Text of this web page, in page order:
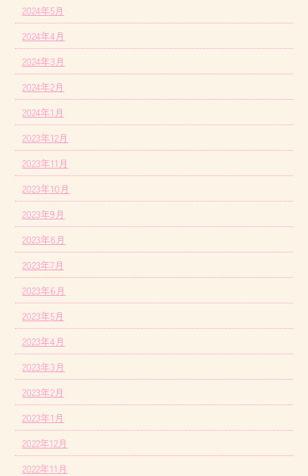
2024年5月
2024年4月
2024年3月
2024年2月
2024年1月
2023年12月
2023年11月
2023年10月
2023年9月
2023年8月
2023年7月
2023年6月
2023年5月
2023年4月
2023年3月
2023年2月
2023年1月
2022年12月
2022年11月